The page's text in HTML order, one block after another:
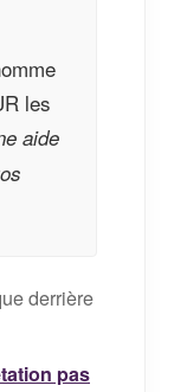
les
aide
derrière
pas